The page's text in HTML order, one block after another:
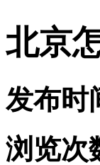
北京
发布时
浏览次